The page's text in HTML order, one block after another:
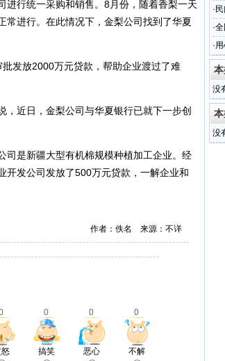
进行统一采购和销售。8月份，随着香梨一天
常进行。在此情况下，金梨公司找到了华夏
发放2000万元贷款，帮助企业渡过了难
近日，金梨公司与华夏银行已就下一步创
司是新疆大型有机棉规模种植加工企业。经
开发公司发放了500万元贷款，一解企业和
作者：佚名 来源：不详
0 0 0
搞笑 恶心 不解
·
·
·
发
没
没